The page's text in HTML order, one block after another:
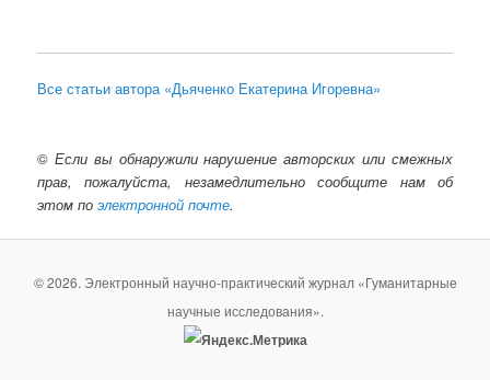
Все статьи автора «Дьяченко Екатерина Игоревна»
© Если вы обнаружили нарушение авторских или смежных
прав, пожалуйста, незамедлительно сообщите нам об
этом поэлектронной почте.
© 2026. Электронный научно-практический журнал «Гуманитарные
научные исследования».